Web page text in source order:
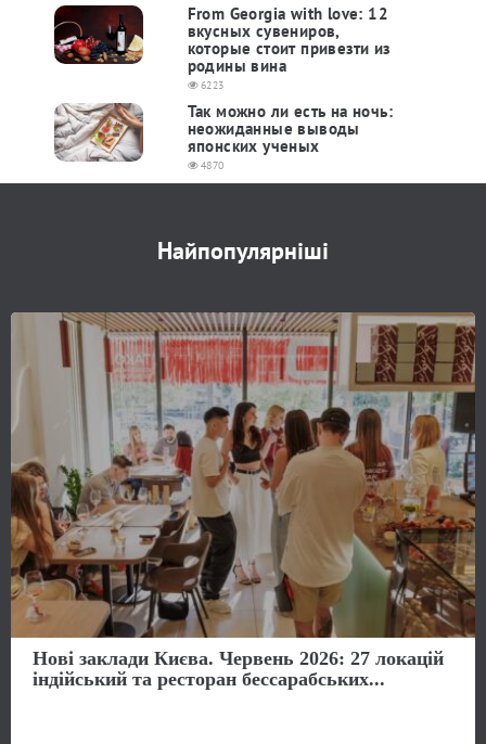
From Georgia with love: 12
вкусных сувениров,
которые стоит привезти из
родины вина
6223
Так можно ли есть на ночь:
неожиданные выводы
японских ученых
4870
Найпопулярніші
Нові заклади Києва. Червень 2026: 27 локацій
індійський та ресторан бессарабських...